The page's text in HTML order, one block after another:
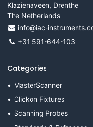
Klazienaveen, Drenthe
The Netherlands
info@iac-
+31 591-644-103
Categories
MasterScanner
Clickon Fixtures
Scanning Probes